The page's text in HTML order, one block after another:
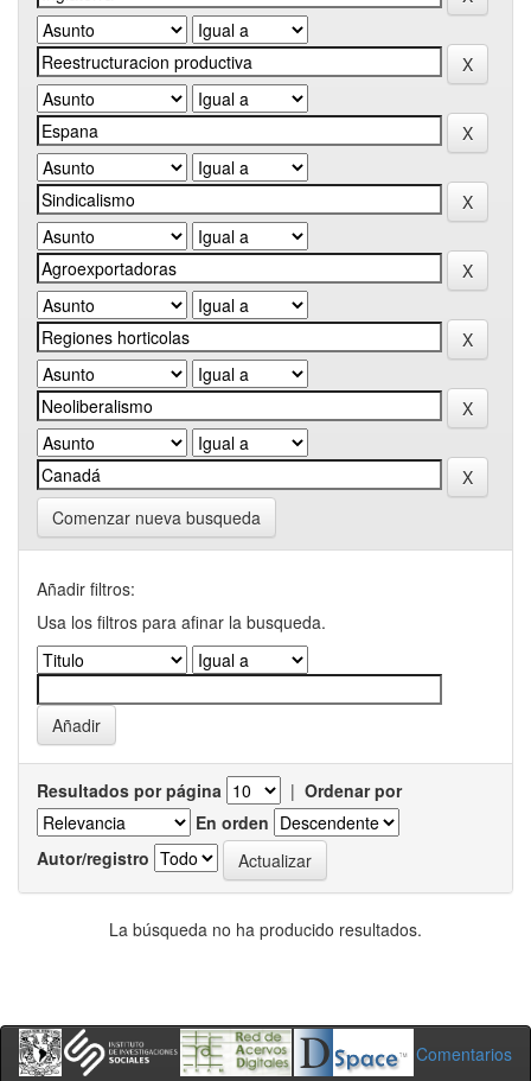
Comenzar nueva busqueda
Añadir filtros:
Usa los filtros para afinar la busqueda.
Resultados por página | Ordenar por
En orden
Autor/registro
La búsqueda no ha producido resultados.
Comentarios